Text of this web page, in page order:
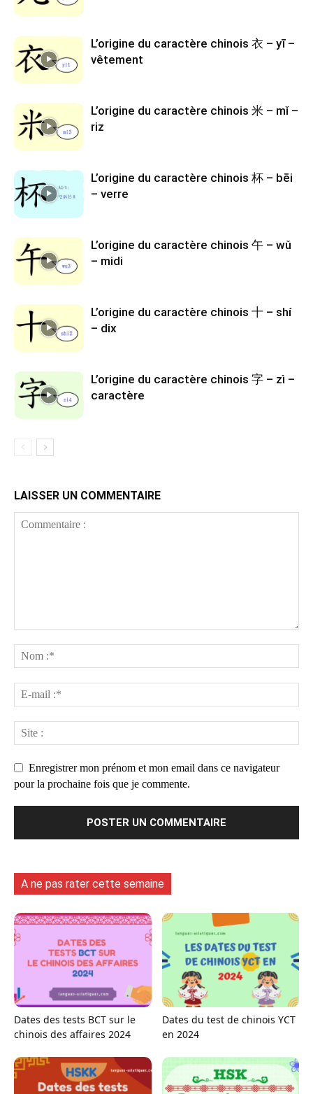
L’origine du caractère chinois 衣 – yī –
vêtement
L’origine du caractère chinois 米 – mǐ –
riz
L’origine du caractère chinois 杯 – bēi
– verre
L’origine du caractère chinois 午 – wǔ
– midi
L’origine du caractère chinois 十 – shí
– dix
L’origine du caractère chinois 字 – zì –
caractère
LAISSER UN COMMENTAIRE
Enregistrer mon prénom et mon email dans ce navigateur
pour la prochaine fois que je commente.
A ne pas rater cette semaine
Dates des tests BCT sur le
chinois des affaires 2024
Dates du test de chinois YCT
en 2024